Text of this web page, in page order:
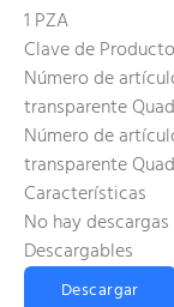
1 PZA
Clave de Producto
Número de
transparente
Número de
transparente
Características
No hay
Descargables
Descargar